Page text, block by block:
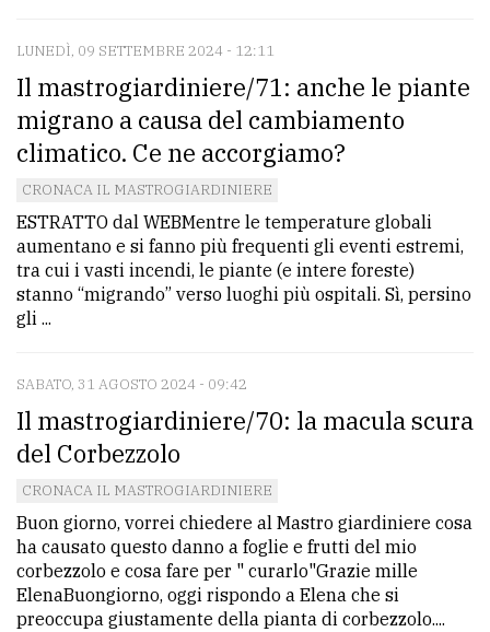
LE
ALTRE
TESTATE
PRIVACY
Privacy
Cookie
policy
LUNEDÌ, 09 SETTEMBRE 2024 - 12:11
Il mastrogiardiniere/71: anche le piante
migrano a causa del cambiamento
climatico. Ce ne accorgiamo?
CRONACA IL MASTROGIARDINIERE
ESTRATTO dal WEBMentre le temperature globali
aumentano e si fanno più frequenti gli eventi estremi,
tra cui i vasti incendi, le piante (e intere foreste)
stanno “migrando” verso luoghi più ospitali. Sì, persino
gli ...
SABATO, 31 AGOSTO 2024 - 09:42
Il mastrogiardiniere/70: la macula scura
del Corbezzolo
CRONACA IL MASTROGIARDINIERE
Buon giorno, vorrei chiedere al Mastro giardiniere cosa
ha causato questo danno a foglie e frutti del mio
corbezzolo e cosa fare per " curarlo"Grazie mille
ElenaBuongiorno, oggi rispondo a Elena che si
preoccupa giustamente della pianta di corbezzolo....